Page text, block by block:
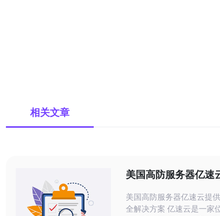
相关文章
美国高防服务器亿速
美国高防服务器亿速云提
全解决方案 亿速云是一家位于美国的